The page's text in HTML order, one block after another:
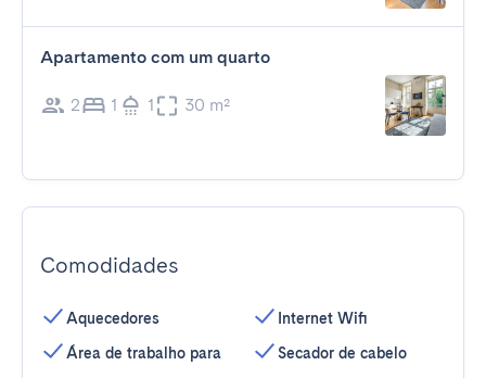
Apartamento com um quarto
2 1 1 30 m²
Comodidades
Aquecedores
Área de trabalho para
Internet Wifi
Secador de cabelo